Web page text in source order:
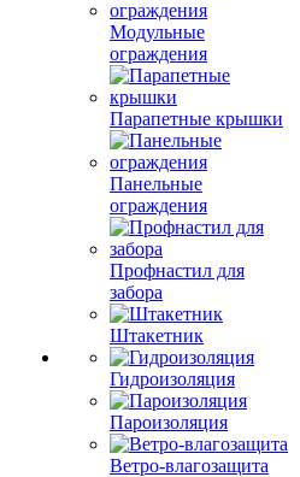
Модульные
ограждения
Парапетные крышки
Панельные
ограждения
Профнастил для
забора
Штакетник
Гидроизоляция
Пароизоляция
Ветро-влагозащита